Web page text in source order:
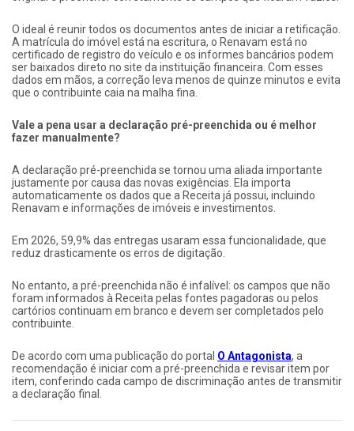
O ideal é reunir todos os documentos antes de iniciar a retificação.
A matrícula do imóvel está na escritura, o Renavam está no
certificado de registro do veículo e os informes bancários podem
ser baixados direto no site da instituição financeira. Com esses
dados em mãos, a correção leva menos de quinze minutos e evita
que o contribuinte caia na malha fina.
Vale a pena usar a declaração pré-preenchida ou é melhor
fazer manualmente?
A declaração pré-preenchida se tornou uma aliada importante
justamente por causa das novas exigências. Ela importa
automaticamente os dados que a Receita já possui, incluindo
Renavam e informações de imóveis e investimentos.
Em 2026, 59,9% das entregas usaram essa funcionalidade, que
reduz drasticamente os erros de digitação.
No entanto, a pré-preenchida não é infalível: os campos que não
foram informados à Receita pelas fontes pagadoras ou pelos
cartórios continuam em branco e devem ser completados pelo
contribuinte.
De acordo com uma publicação do portal O Antagonista, a
recomendação é iniciar com a pré-preenchida e revisar item por
item, conferindo cada campo de discriminação antes de transmitir
a declaração final.